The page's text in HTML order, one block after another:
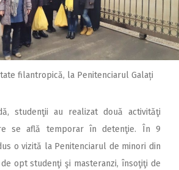
filantropică, la Penitenciarul Galați
studenţii au realizat două activităţi
se află temporar în detenţie. În 9
o vizită la Penitenciarul de minori din
opt studenţi şi masteranzi, însoţiţi de